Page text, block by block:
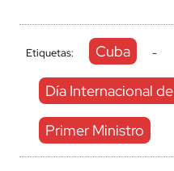
Etiquetas: Cuba -
Día Internacional
Primer Ministro